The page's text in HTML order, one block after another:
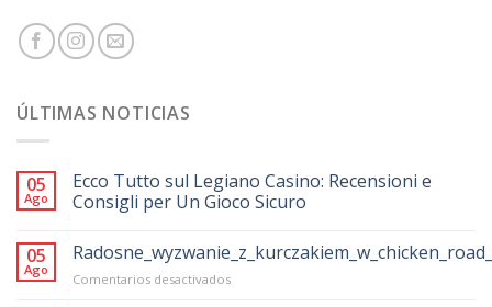
ÚLTIMAS NOTICIAS
05
Ago
Ecco Tutto sul Legiano Casino: Recensioni e
Consigli per Un Gioco Sicuro
05
Ago
Comentarios desactivadosen